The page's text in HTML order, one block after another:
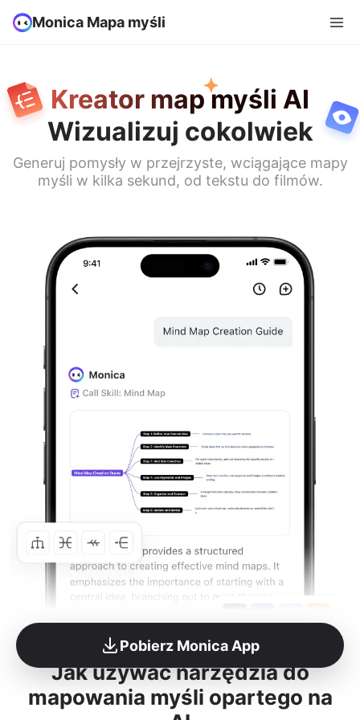
Monica Mapa myśli
Kreator map myśli AI
Wizualizuj cokolwiek
Generuj pomysły w przejrzyste, wciągające mapy
myśli w kilka sekund, od tekstu do filmów.
Jak używać narzędzia do
mapowania myśli opartego na
Pobierz Monica App